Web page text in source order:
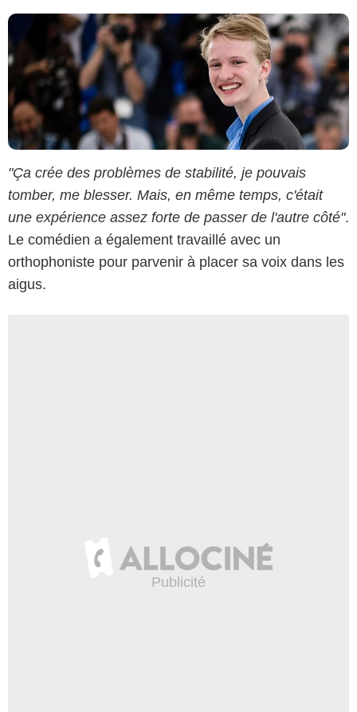
"Ça crée des problèmes de stabilité, je pouvais
tomber, me blesser. Mais, en même temps, c'était
une expérience assez forte de passer de l'autre côté".
Le comédien a également travaillé avec un
orthophoniste pour parvenir à placer sa voix dans les
aigus.